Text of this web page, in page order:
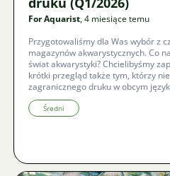
For Aquarist, 4 miesiące temu
Przygotowaliśmy dla Was wybór z
magazynów akwarystycznych. Co
świat akwarystyki? Chcielibyśmy
krótki przegląd także tym, którzy
zagranicznego druku w obcym
Was zainteresuje, możecie później
dany numer.
Średni